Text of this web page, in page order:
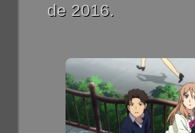
de 2016.